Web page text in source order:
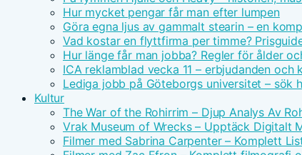
Hur mycket pengar får man efter lumpen
Göra egna ljus av gammalt stearin – en
Vad kostar en flyttfirma per timme?
Hur länge får man jobba? Regler för ålder
ICA reklamblad vecka 11 – erbjudanden och
Lediga jobb på Göteborgs universitet – sök
Kultur
The War of the Rohirrim – Djup Analys Av
Vrak Museum of Wrecks – Upptäck Digitalt
Filmer med Sabrina Carpenter – Komplett